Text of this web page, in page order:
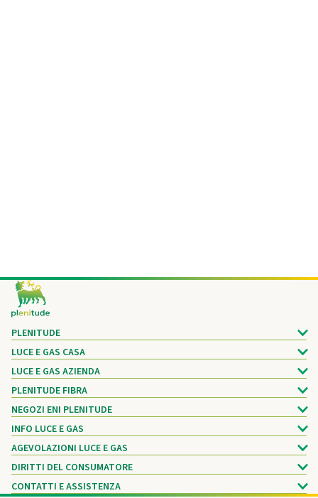
Footer
PLENITUDE
LUCE E GAS CASA
LUCE E GAS AZIENDA
PLENITUDE FIBRA
NEGOZI ENI PLENITUDE
INFO LUCE E GAS
AGEVOLAZIONI LUCE E GAS
DIRITTI DEL CONSUMATORE
CONTATTI E ASSISTENZA